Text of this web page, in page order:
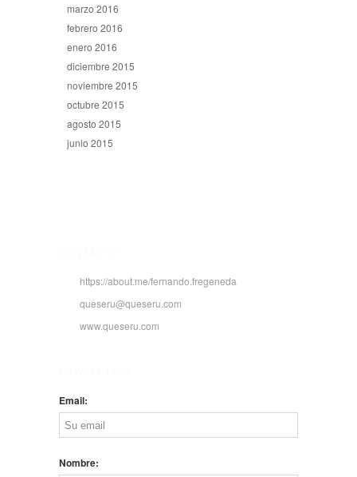
marzo 2016
febrero 2016
enero 2016
diciembre 2015
noviembre 2015
octubre 2015
agosto 2015
junio 2015
https://about.me/fernando.fregeneda
queseru@queseru.com
www.queseru.com
Email:
Nombre: